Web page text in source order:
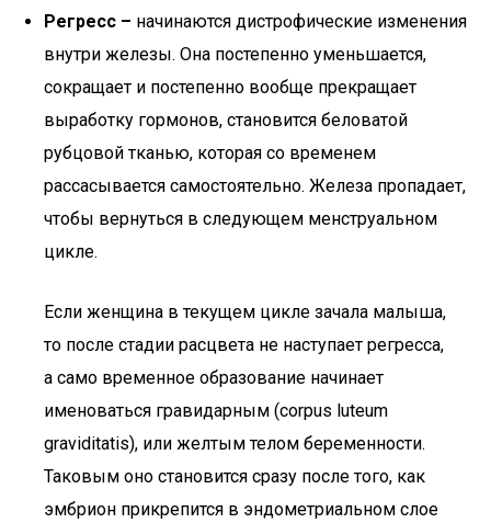
Регресс – начинаются дистрофические изменения
внутри железы. Она постепенно уменьшается,
сокращает и постепенно вообще прекращает
выработку гормонов, становится беловатой
рубцовой тканью, которая со временем
рассасывается самостоятельно. Железа пропадает,
чтобы вернуться в следующем менструальном
цикле.
Если женщина в текущем цикле зачала малыша,
то после стадии расцвета не наступает регресса,
а само временное образование начинает
именоваться гравидарным (corpus luteum
graviditatis), или желтым телом беременности.
Таковым оно становится сразу после того, как
эмбрион прикрепится в эндометриальном слое